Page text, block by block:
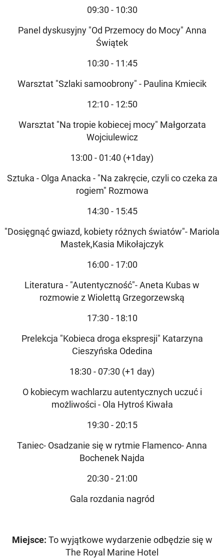
09:30 - 10:30
Panel dyskusyjny "Od Przemocy do Mocy" Anna
Świątek
10:30 - 11:45
Warsztat "Szlaki samoobrony" - Paulina Kmiecik
12:10 - 12:50
Warsztat "Na tropie kobiecej mocy" Małgorzata
Wojciulewicz
13:00 - 01:40 (+1day)
Sztuka - Olga Anacka - "Na zakręcie, czyli co czeka za
rogiem" Rozmowa
14:30 - 15:45
"Dosięgnąć gwiazd, kobiety różnych światów"- Mariola
Mastek,Kasia Mikołajczyk
16:00 - 17:00
Literatura - "Autentyczność"- Aneta Kubas w
rozmowie z Wiolettą Grzegorzewską
17:30 - 18:10
Prelekcja "Kobieca droga ekspresji" Katarzyna
Cieszyńska Odedina
18:30 - 07:30 (+1 day)
O kobiecym wachlarzu autentycznych uczuć i
możliwości - Ola Hytroś Kiwała
19:30 - 20:15
Taniec- Osadzanie się w rytmie Flamenco- Anna
Bochenek Najda
20:30 - 21:00
Gala rozdania nagród
Miejsce: To wyjątkowe wydarzenie odbędzie się w
The Royal Marine Hotel